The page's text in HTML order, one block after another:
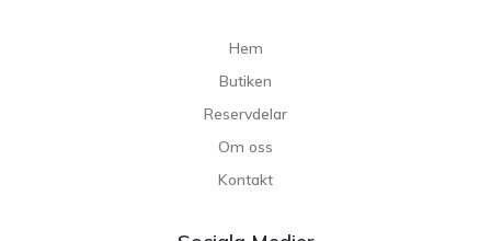
Hem
Butiken
Reservdelar
Om oss
Kontakt